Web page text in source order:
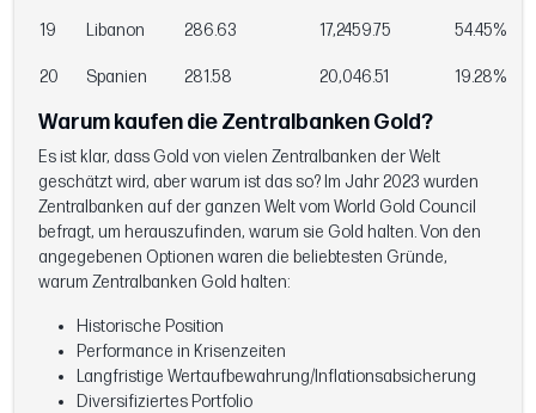
19 Libanon 286.63 17,2459.75 54.45%
20 Spanien 281.58 20,046.51 19.28%
Warum kaufen die Zentralbanken Gold?
Es ist klar, dass Gold von vielen Zentralbanken der Welt
geschätzt wird, aber warum ist das so? Im Jahr 2023 wurden
Zentralbanken auf der ganzen Welt vom World Gold Council
befragt, um herauszufinden, warum sie Gold halten. Von den
angegebenen Optionen waren die beliebtesten Gründe,
warum Zentralbanken Gold halten:
Historische Position
Performance in Krisenzeiten
Langfristige Wertaufbewahrung/Inflationsabsicherung
Diversifiziertes Portfolio